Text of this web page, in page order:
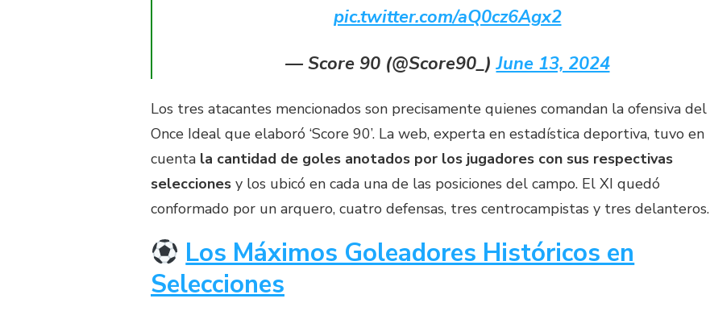
pic.twitter.com/aQ0cz6Agx2
— Score 90 (@Score90_)June 13, 2024
Los tres atacantes mencionados son precisamente quienes comandan la ofensiva del
Once Ideal que elaboró ‘Score 90’. La web, experta en estadística deportiva, tuvo en
cuenta la cantidad de goles anotados por los jugadores con sus respectivas
selecciones y los ubicó en cada una de las posiciones del campo. El XI quedó
conformado por un arquero, cuatro defensas, tres centrocampistas y tres delanteros.
Los Máximos Goleadores Históricos en
Selecciones